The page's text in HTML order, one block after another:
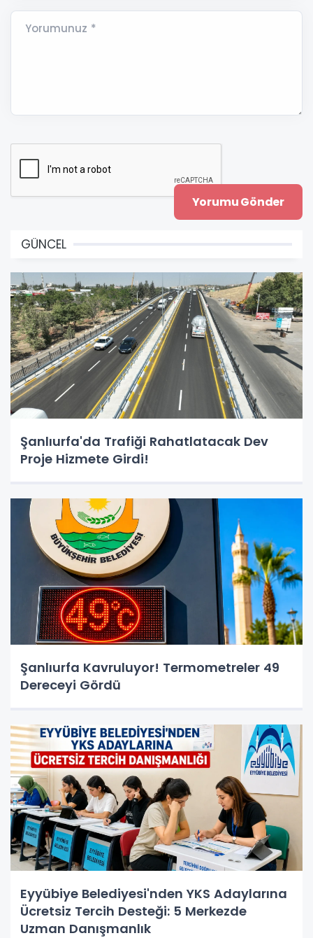
Yorumunuz *
GÜNCEL
Şanlıurfa'da Trafiği Rahatlatacak Dev
Proje Hizmete Girdi!
Şanlıurfa Kavruluyor! Termometreler 49
Dereceyi Gördü
Eyyübiye Belediyesi'nden YKS Adaylarına
Ücretsiz Tercih Desteği: 5 Merkezde
Uzman Danışmanlık